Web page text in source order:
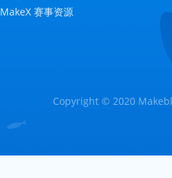
MakeX 赛事资源
Copyright © 2020